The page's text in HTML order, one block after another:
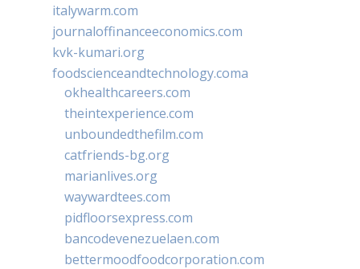
italywarm.com
journaloffinanceeconomics.com
kvk-kumari.org
foodscienceandtechnology.coma
okhealthcareers.com
theintexperience.com
unboundedthefilm.com
catfriends-bg.org
marianlives.org
waywardtees.com
pidfloorsexpress.com
bancodevenezuelaen.com
bettermoodfoodcorporation.com